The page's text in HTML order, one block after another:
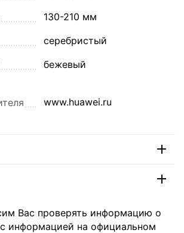
130-210 мм
серебристый
бежевый
www.huawei.ru
Вас проверять информацию о
информацией на официальном